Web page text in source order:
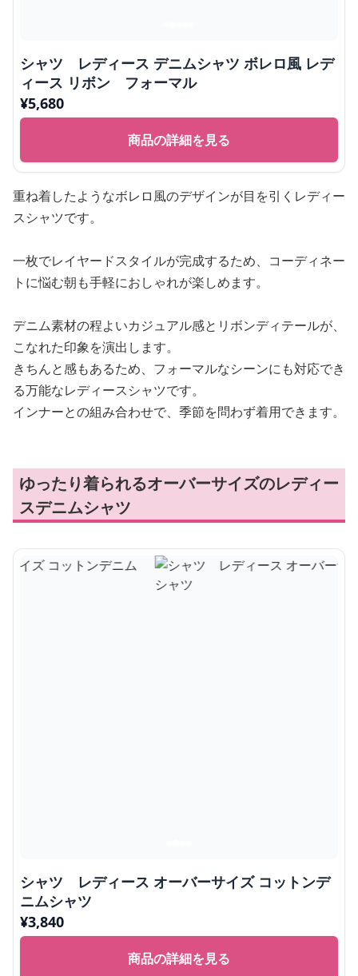
シャツ レディース デニムシャツ ボレロ風 レデ
ィース リボン フォーマル
¥5,680
商品の詳細を見る
重ね着したようなボレロ風のデザインが目を引くレディー
スシャツです。
一枚でレイヤードスタイルが完成するため、コーディネー
トに悩む朝も手軽におしゃれが楽しめます。
デニム素材の程よいカジュアル感とリボンディテールが、
こなれた印象を演出します。
きちんと感もあるため、フォーマルなシーンにも対応でき
る万能なレディースシャツです。
インナーとの組み合わせで、季節を問わず着用できます。
ゆったり着られるオーバーサイズのレディー
スデニムシャツ
シャツ レディース オーバーサイズ コットンデ
ニムシャツ
¥3,840
商品の詳細を見る